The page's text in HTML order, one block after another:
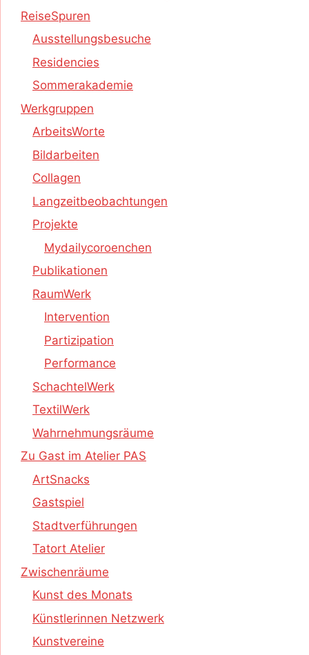
ReiseSpuren
Ausstellungsbesuche
Residencies
Sommerakademie
Werkgruppen
ArbeitsWorte
Bildarbeiten
Collagen
Langzeitbeobachtungen
Projekte
Mydailycoroenchen
Publikationen
RaumWerk
Intervention
Partizipation
Performance
SchachtelWerk
TextilWerk
Wahrnehmungsräume
Zu Gast im Atelier PAS
ArtSnacks
Gastspiel
Stadtverführungen
Tatort Atelier
Zwischenräume
Kunst des Monats
Künstlerinnen Netzwerk
Kunstvereine